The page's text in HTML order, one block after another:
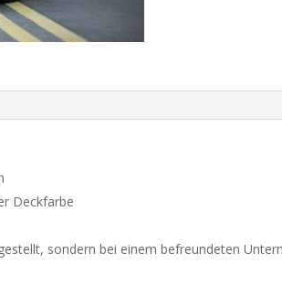
aantal
Deckfarbe
sondern bei einem befreundeten